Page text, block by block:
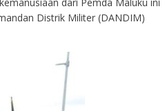
Distrik Militer (DANDIM)